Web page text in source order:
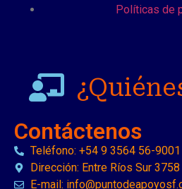
Políticas de
Contáctenos
Teléfono: +54 9 3564 56-9001
Dirección: Entre Ríos Sur
E-mail: